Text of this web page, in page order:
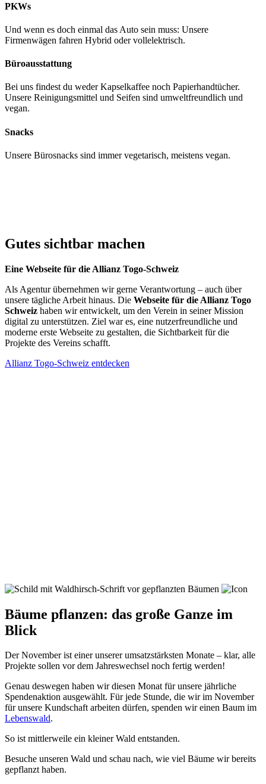
PKWs
Und wenn es doch einmal das Auto sein muss: Unsere
Firmenwägen fahren Hybrid oder vollelektrisch.
Büroausstattung
Bei uns findest du weder Kapselkaffee noch Papierhandtücher.
Unsere Reinigungsmittel und Seifen sind umweltfreundlich und
vegan.
Snacks
Unsere Bürosnacks sind immer vegetarisch, meistens vegan.
Gutes sichtbar machen
Eine Webseite für die Allianz Togo-Schweiz
Als Agentur übernehmen wir gerne Verantwortung – auch über
unsere tägliche Arbeit hinaus. Die Webseite für die Allianz Togo
Schweiz haben wir entwickelt, um den Verein in seiner Mission
digital zu unterstützen. Ziel war es, eine nutzerfreundliche und
moderne erste Webseite zu gestalten, die Sichtbarkeit für die
Projekte des Vereins schafft.
Allianz Togo-Schweiz entdecken
Bäume pflanzen: das große Ganze im
Blick
Der November ist einer unserer umsatzstärksten Monate – klar, alle
Projekte sollen vor dem Jahreswechsel noch fertig werden!
Genau deswegen haben wir diesen Monat für unsere jährliche
Spendenaktion ausgewählt. Für jede Stunde, die wir im November
für unsere Kundschaft arbeiten dürfen, spenden wir einen Baum im
Lebenswald.
So ist mittlerweile ein kleiner Wald entstanden.
Besuche unseren Wald und schau nach, wie viel Bäume wir bereits
gepflanzt haben.